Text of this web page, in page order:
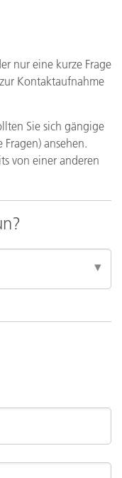
nur eine kurze Frage
Kontaktaufnahme
Sie sich gängige
ansehen.
von einer anderen